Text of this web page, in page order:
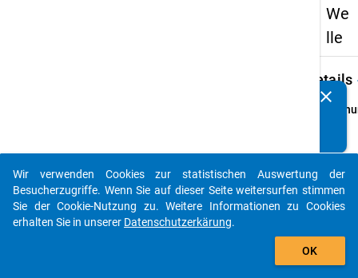
We
lle
Details
info
im
1989
clear
auto_stories
add_shopping_cart
Wir verwenden Cookies zur statistischen Auswertung der
Besucherzugriffe. Wenn Sie auf dieser Seite weitersurfen stimmen
Sie der Cookie-Nutzung zu. Weitere Informationen zu Cookies
erhalten Sie in unserer Datenschutzerkärung.
OK